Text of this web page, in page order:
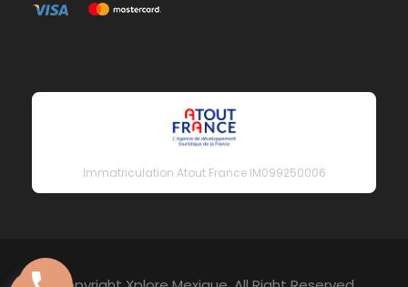
Immatriculation Atout France IM099250006